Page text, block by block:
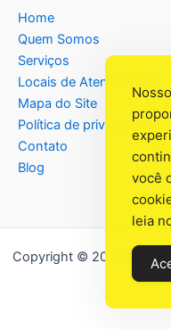
Home
Quem Somos
Serviços
Locais de Atendimento
Mapa do Site
Política de privacidade
Contato
Blog
Copyright © 2026
você
leia